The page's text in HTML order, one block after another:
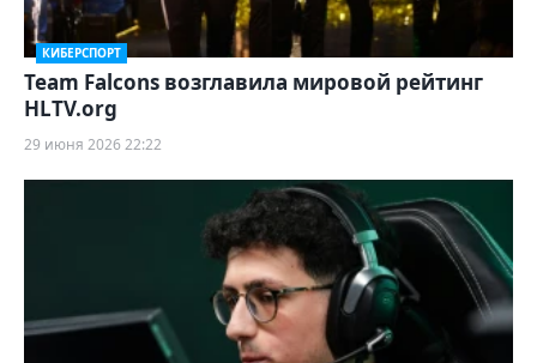
КИБЕРСПОРТ
Team Falcons возглавила мировой рейтинг
HLTV.org
29 июня 2026 22:22